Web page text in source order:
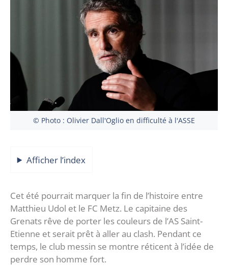
© Photo : Olivier Dall'Oglio en difficulté à l'ASSE
Afficher l’index
Cet été pourrait marquer la fin de l’histoire entre
Matthieu Udol et le FC Metz. Le capitaine des
Grenats rêve de porter les couleurs de l’AS Saint-
Etienne et serait prêt à aller au clash. Pendant ce
temps, le club messin se montre réticent à l’idée de
perdre son homme fort.